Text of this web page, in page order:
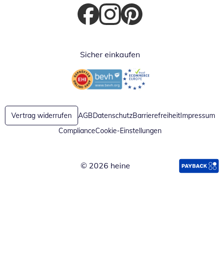
Öffnet in neuem Fenster
Öffnet in neuem Fenster
Öffnet in neuem Fenster
Sicher einkaufen
Öffnet in neuem FensterÖffnet in neuem Fenster
Vertrag widerrufen AGBDatenschutzBarrierefreiheitImpressum
ComplianceCookie-Einstellungen
© 2026 heine